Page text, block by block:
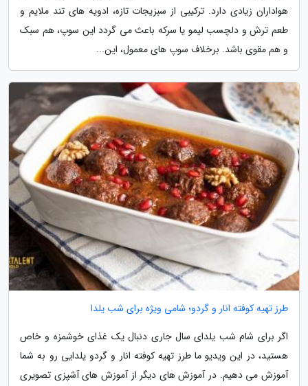
هواداران زیادی دارد. ترکیبی از سبزیجات تازه، ادویه های تند ملایم و
طعم ترش و دلچسب لیمو یا سرکه باعث می گردد این سوپ، هم سبک
و هم مقوی باشد. برخلاف سوپ های معمول، این...
طرز تهیه کوفته انار و گردو؛ شامی ویژه برای شب یلدا
اگر برای شام شب یلدای سال جاری دنبال یک غذای خوشمزه و خاص
هستید، در این ویدیو ما طرز تهیه کوفته انار و گردو یلدایی رو به شما
آموزش می دهیم. در آموزش های دیگر از آموزش های آشپزی تصویری